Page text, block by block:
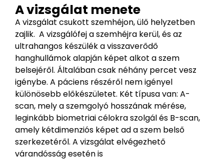
A vizsgálat menete
A vizsgálat csukott szemhéjon, ülő helyzetben
zajlik. A vizsgálófej a szemhéjra kerül, és az
ultrahangos készülék a visszaverődő
hanghullámok alapján képet alkot a szem
belsejéről. Általában csak néhány percet vesz
igénybe. A páciens részéről nem igényel
különösebb előkészületet. Két típusa van: A-
scan, mely a szemgolyó hosszának mérése,
leginkább biometriai célokra szolgál és B-scan,
amely kétdimenziós képet ad a szem belső
szerkezetéről. A vizsgálat elvégezhető
várandósság esetén is